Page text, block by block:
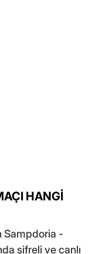
HANGİ
Sampdoria -
şifreli ve canlı